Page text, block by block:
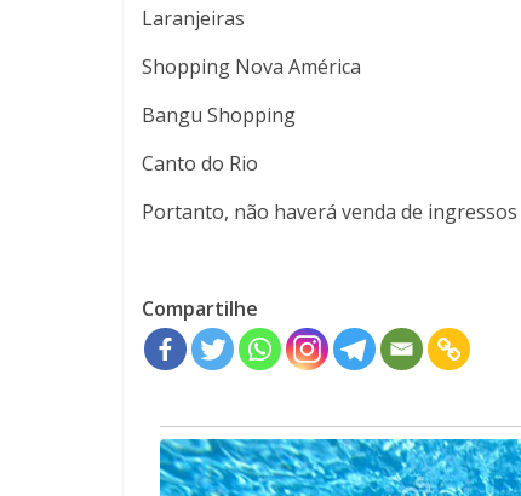
Laranjeiras
Shopping Nova América
Bangu Shopping
Canto do Rio
Portanto, não haverá venda de
Compartilhe